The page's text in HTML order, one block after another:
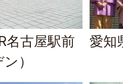
名古屋駅前
）
愛知